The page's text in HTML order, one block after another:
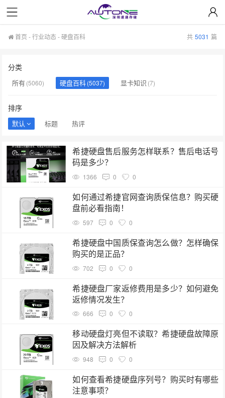
首页 -行业动态-硬盘百科 共 5031 篇
分类
所有(5060) 硬盘百科(5037) 显卡知识 (7)
排序
默认 标题 热评
希捷硬盘售后服务怎样联系？售后电话号
码是多少？
1366 0 0
如何通过希捷官网查询质保信息？购买硬
盘前必看指南！
597 0 0
希捷硬盘中国质保查询怎么做？怎样确保
购买的是正品？
702 0 0
希捷硬盘厂家返修费用是多少？如何避免
返修情况发生？
666 0 0
移动硬盘灯亮但不读取？希捷硬盘故障原
因及解决方法解析
948 0 0
如何查看希捷硬盘序列号？购买时有哪些
注意事项？